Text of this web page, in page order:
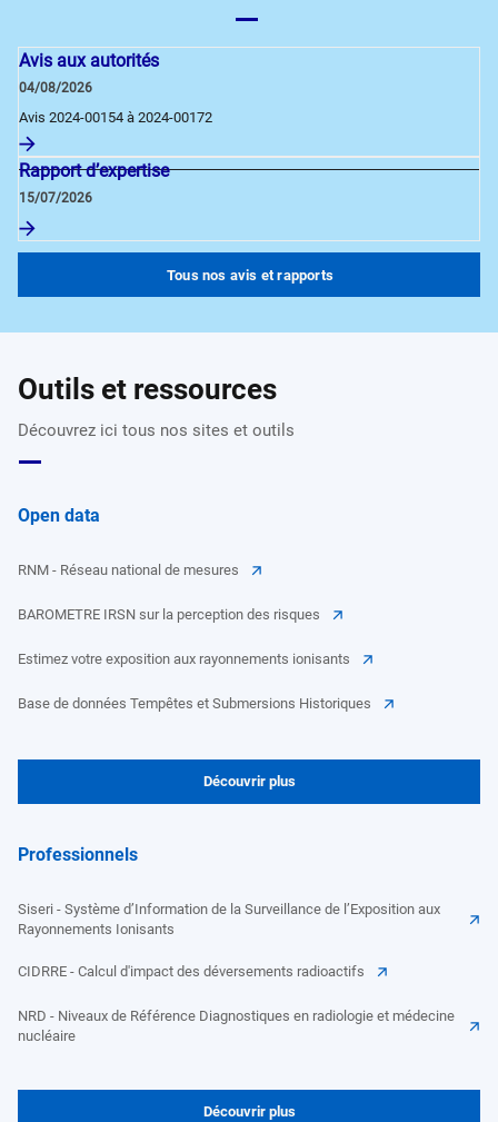
Avis aux autorités
04/08/2026
Avis 2024-00154 à 2024-00172
Rapport d’expertise
15/07/2026
Tous nos avis et rapports
Outils et ressources
Découvrez ici tous nos sites et outils
Open data
RNM - Réseau national de mesures
BAROMETRE IRSN sur la perception des risques
Estimez votre exposition aux rayonnements ionisants
Base de données Tempêtes et Submersions Historiques
Découvrir plus
Professionnels
Siseri - Système d’Information de la Surveillance de l’Exposition aux
Rayonnements Ionisants
CIDRRE - Calcul d'impact des déversements radioactifs
NRD - Niveaux de Référence Diagnostiques en radiologie et médecine
nucléaire
Découvrir plus